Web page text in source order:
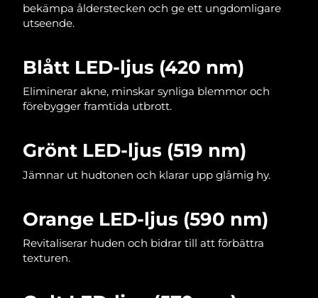
bekämpa ålderstecken och ge ett ungdomligare
utseende.
Blått LED-ljus (420 nm)
Eliminerar akne, minskar synliga blemmor och
förebygger framtida utbrott.
Grönt LED-ljus (519 nm)
Jämnar ut hudtonen och klarar upp glåmig hy.
Orange LED-ljus (590 nm)
Revitaliserar huden och bidrar till att förbättra
texturen.
Filippinerna Förväntad leverans 13/08/2026
Portugal Förväntad leverans10/08/2026
Puerto Rico Förväntad leverans
Réunion Förväntad leverans 15/08/2026
Ryssland Förväntad leverans18/08/2026